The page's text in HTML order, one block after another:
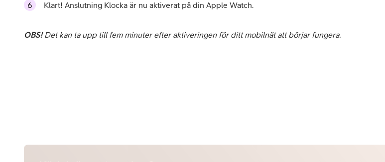
Klart! Anslutning Klocka är nu aktiverat på din Apple Watch.
OBS!Det kan ta upp till fem minuter efter aktiveringen för ditt mobilnät att börjar fungera.